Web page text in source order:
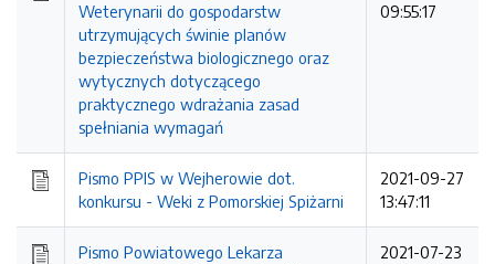
Weterynarii do gospodarstw
utrzymujących świnie planów
bezpieczeństwa biologicznego oraz
wytycznych dotyczącego
praktycznego wdrażania zasad
spełniania wymagań
09:55:17
Pismo PPIS w Wejherowie dot.
konkursu - Weki z Pomorskiej Spiżarni
2021-09-27
13:47:11
Pismo Powiatowego Lekarza
2021-07-23